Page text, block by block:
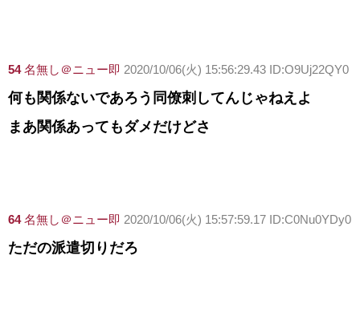
54 名無し＠ニュー即 2020/10/06(火) 15:56:29.43 ID:O9Uj22QY0
何も関係ないであろう同僚刺してんじゃねえよ
まあ関係あってもダメだけどさ
64 名無し＠ニュー即 2020/10/06(火) 15:57:59.17 ID:C0Nu0YDy0
ただの派遣切りだろ